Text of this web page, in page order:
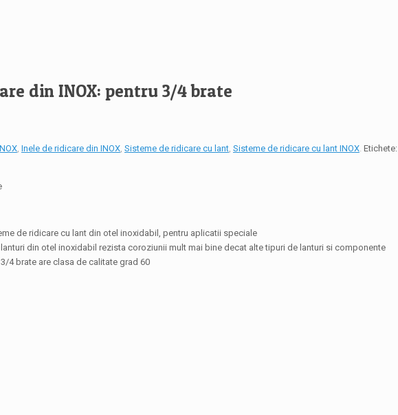
din INOX: pentru 3/4 brate
, Inele de ridicare din INOX, Sisteme de ridicare cu lant, Sisteme de ridicare cu lant INOX. Etichete:
de ridicare cu lant din otel inoxidabil, pentru aplicatii speciale
din otel inoxidabil rezista coroziunii mult mai bine decat alte tipuri de lanturi si componente
4 brate are clasa de calitate grad 60